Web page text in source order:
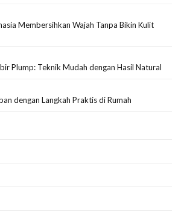
Membersihkan Wajah Tanpa Bikin Kulit
Plump: Teknik Mudah dengan Hasil Natural
dengan Langkah Praktis di Rumah